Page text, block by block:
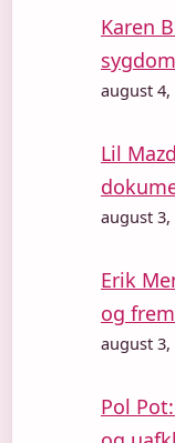
Karen
august 4,
Lil
august 3,
Erik
og
august 3,
Pol